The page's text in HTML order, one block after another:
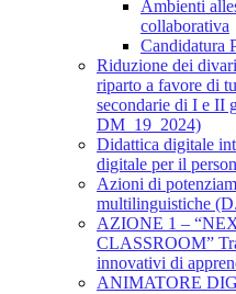
Ambienti
collaborativa
Candidatura
Riduzione dei
riparto a favore di
secondarie di I e II
DM_19_2024)
Didattica digitale
digitale per il
Azioni di
multilinguistiche
AZIONE 1 –
CLASSROOM”
innovativi di
ANIMATORE